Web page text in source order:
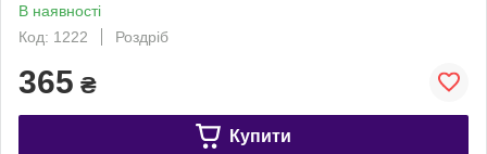
В наявності
Код: 1222
Роздріб
365 ₴
Купити